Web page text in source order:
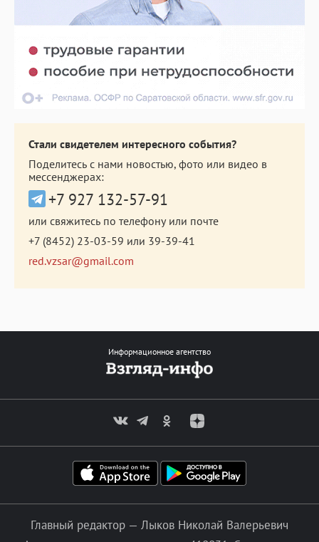
Стали свидетелем интересного события?
Поделитесь с нами новостью, фото или видео в
мессенджерах:
+7 927 132-57-91
или свяжитесь по телефону или почте
+7 (8452) 23-03-59 или 39-39-41
red.vzsar@gmail.com
Информационное агентство
Главный редактор — Лыков Николай Валерьевич